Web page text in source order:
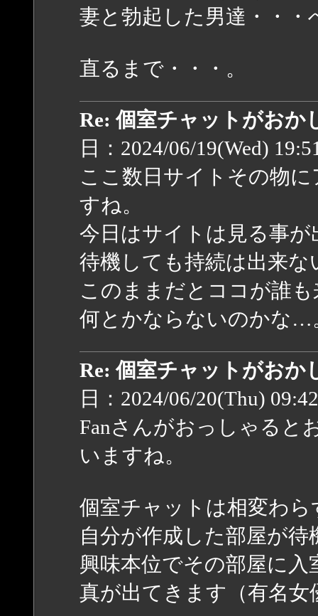
妻と勃起した男達・・・
直るまで・・・。
Re: 個室チャットがおか
日：2024/06/19(Wed)
ここ数日サイトその物
すね。
今日はサイトは見る事
待機しても持続は出来
このままだとココが誰
何とかならないのかな…
Re: 個室チャットがおか
日：2024/06/20(Thu)
Fanさんがおっしゃると
いますね。
個室チャットは相変わ
自分が作成した部屋が
興味本位でその部屋に
真が出てきます（有名